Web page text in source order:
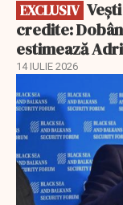
EXCLUSIV
credite:
estimează
14 IULIE 2026